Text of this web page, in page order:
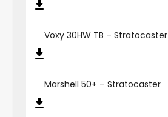
Voxy 30HW TB – Stratocaster
Marshell 50+ – Stratocaster